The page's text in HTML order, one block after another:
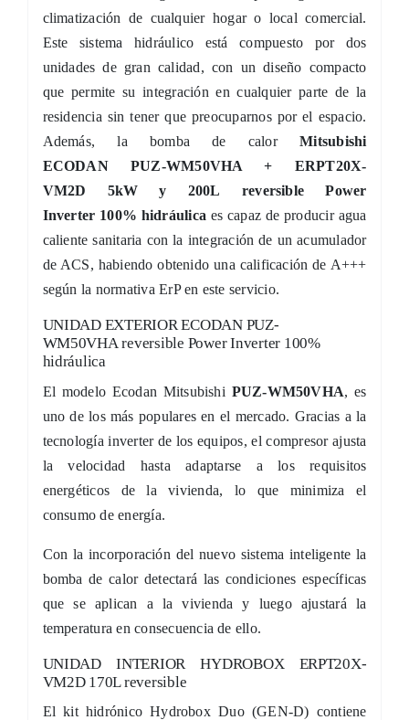
climatización de cualquier hogar o local comercial.
Este sistema hidráulico está compuesto por dos
unidades de gran calidad, con un diseño compacto
que permite su integración en cualquier parte de la
residencia sin tener que preocuparnos por el espacio.
Además, la bomba de calorMitsubishi
ECODAN PUZ-WM50VHA + ERPT20X-
VM2D 5kW y 200L reversible Power
Inverter 100% hidráulica es capaz de producir agua
caliente sanitaria con la integración de un acumulador
de ACS, habiendo obtenido una calificación de A+++
según la normativa ErP en este servicio.
UNIDAD EXTERIOR ECODAN PUZ-
WM50VHA reversible Power Inverter 100%
hidráulica
El modelo Ecodan Mitsubishi PUZ-WM50VHA, es
uno de los más populares en el mercado. Gracias a la
tecnología inverter de los equipos, el compresor ajusta
la velocidad hasta adaptarse a los requisitos
energéticos de la vivienda, lo que minimiza el
consumo de energía.
Con la incorporación del nuevo sistema inteligente la
bomba de calor detectará las condiciones específicas
que se aplican a la vivienda y luego ajustará la
temperatura en consecuencia de ello.
UNIDAD INTERIOR HYDROBOX ERPT20X-
VM2D 170L reversible
El kit hidrónico Hydrobox Duo (GEN-D) contiene